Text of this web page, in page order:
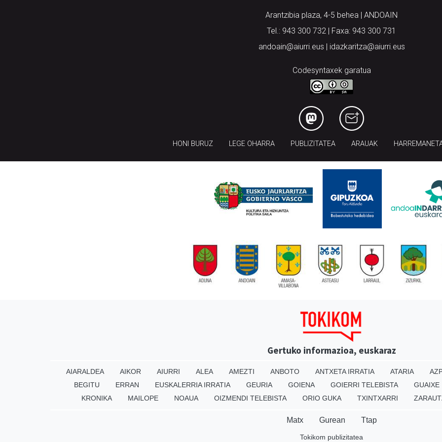
Arantzibia plaza, 4-5 behea | ANDOAIN
Tel.: 943 300 732 | Faxa: 943 300 731
andoain@aiurri.eus | idazkaritza@aiurri.eus
Codesyntaxek garatua
HONI BURUZ LEGE OHARRA PUBLIZITATEA ARAUAK
Gertuko informazioa, euskaraz
AIARALDEA AIKOR AIURRI ALEA AMEZTI ANBOTO ANTXETA IRRATIA ATARIA
BEGITU
ERRAN EUSKALERRIA IRRATIA GEURIA GOIENA GOIERRI TELEBISTA GUAIXE
KRONIKA
MAILOPE NOAUA OIZMENDI TELEBISTA ORIO GUKA TXINTXARRI
Matx Gurean Ttap
Tokikom publizitatea